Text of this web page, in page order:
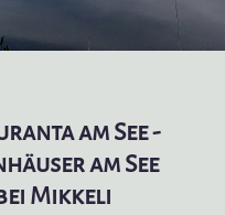
am See -
am See
Mikkeli